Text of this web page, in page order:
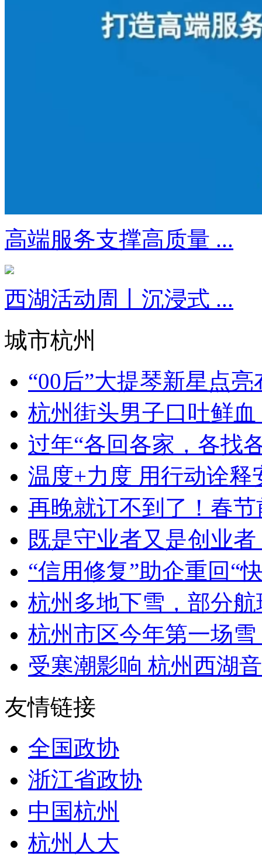
高端服务支撑高质量 ...
西湖活动周丨沉浸式 ...
城市杭州
“00后”大提琴新星点
杭州街头男子口吐鲜
过年“各回各家，各找
温度+力度 用行动诠释
再晚就订不到了！春
既是守业者又是创业
“信用修复”助企重回“
杭州多地下雪，部分
杭州市区今年第一场
受寒潮影响 杭州西湖
友情链接
全国政协
浙江省政协
中国杭州
杭州人大